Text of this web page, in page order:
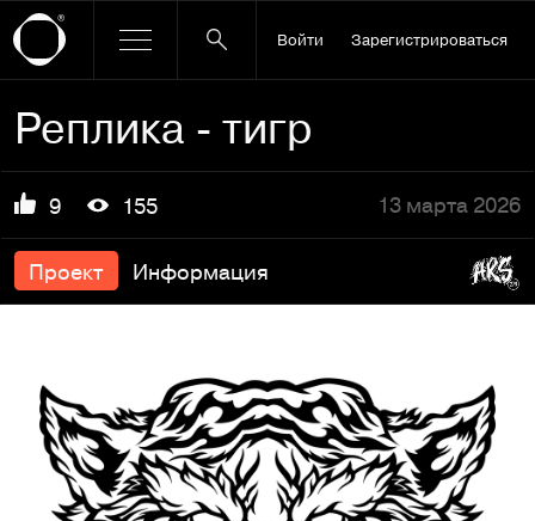
Войти Зарегистрироваться
Реплика - тигр
9 155 13 марта 2026
Проект Информация